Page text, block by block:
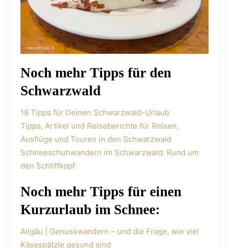
Noch mehr Tipps für den
Schwarzwald
18 Tipps für Deinen Schwarzwald-Urlaub
Tipps, Artikel und Reiseberichte für Reisen,
Ausflüge und Touren in den Schwarzwald
Schneeschuhwandern im Schwarzwald: Rund um
den Schliffkopf
Noch mehr Tipps für einen
Kurzurlaub im Schnee:
Allgäu | Genusswandern – und die Frage, wie viel
Käsespätzle gesund sind